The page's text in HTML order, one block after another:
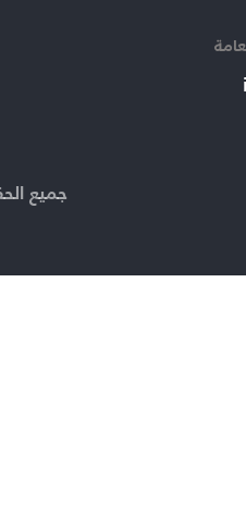
جميع